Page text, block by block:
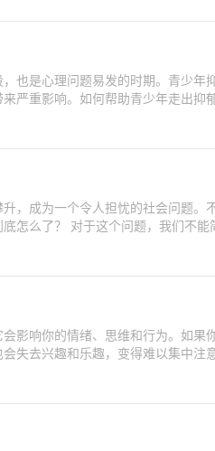
也是心理问题易发的时期。青少年
严重影响。如何帮助青少年走出抑
，成为一个令人担忧的社会问题。
怎么了？ 对于这个问题，我们不能
影响你的情绪、思维和行为。如果
失去兴趣和乐趣，变得难以集中注意